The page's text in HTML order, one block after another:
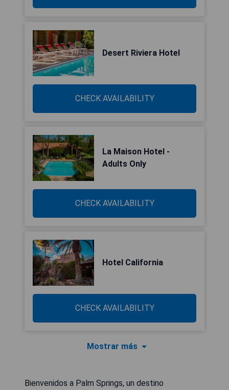
Desert Riviera Hotel
CHECK AVAILABILITY
La Maison Hotel -
Adults Only
CHECK AVAILABILITY
Hotel California
CHECK AVAILABILITY
Mostrar más
Bienvenidos a Palm Springs, un destino